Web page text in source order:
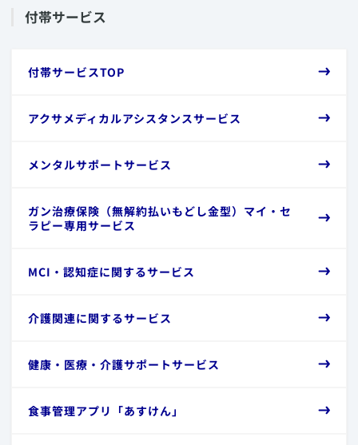
​付帯サービス
​付帯サービスTOP
​アクサメディカルアシスタンスサービス
​メンタルサポートサービス
​ガン治療保険（無解約払いもどし金型）マイ・セ
ラピー専用サービス
​MCI・認知症に関するサービス
​介護関連に関するサービス
​健康・医療・介護サポートサービス
​食事管理アプリ「あすけん」